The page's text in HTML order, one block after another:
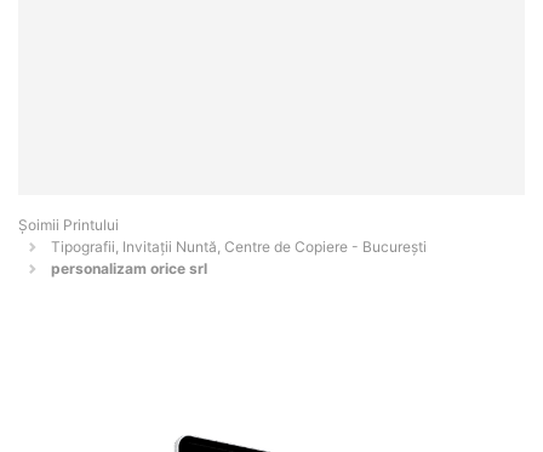
Şoimii Printului
Tipografii, Invitații Nuntă, Centre de Copiere - Bucureşti
personalizam orice srl